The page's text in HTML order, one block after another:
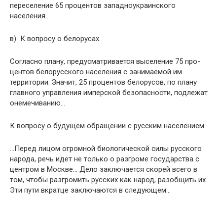
переселе­ние 65 процентов западноукраинского
населения…
в) К вопросу о белорусах.
Согласно плану, предусматривается выселение 75 про­
центов белорусского населения с занимаемой им
территории. Значит, 25 процентов белорусов, по плану
главного управле­ния имперской безопасности, подлежат
онемечиванию…
К вопросу о будущем обращении с русским населением.
…Перед лицом огромной биологической силы русского
народа, речь идет не только о разгроме государства с
цен­тром в Москве… Дело заключается скорей всего в
том, что­бы разгромить русских как народ, разобщить их.
Эти пути вкратце заключаются в следующем…